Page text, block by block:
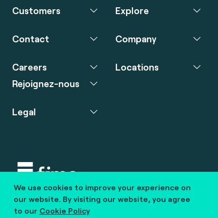
We use cookies to improve your experience on
our website. By visiting our website, you agree
to our Cookie Policy
Customers Explore
Contact Company
Careers
Rejoignez-nous
Locations
Legal
Copyright © 2020 fime. All rights reserved.
marcom@fime.com